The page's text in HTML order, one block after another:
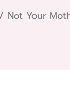
Not Your